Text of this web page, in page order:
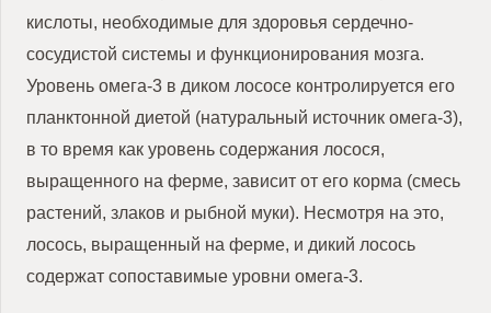
кислоты, необходимые для здоровья сердечно-
сосудистой системы и функционирования мозга.
Уровень омега-3 в диком лососе контролируется его
планктонной диетой (натуральный источник омега-3),
в то время как уровень содержания лосося,
выращенного на ферме, зависит от его корма (смесь
растений, злаков и рыбной муки). Несмотря на это,
лосось, выращенный на ферме, и дикий лосось
содержат сопоставимые уровни омега-3.